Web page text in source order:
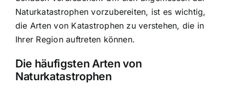
Naturkatastrophen vorzubereiten, ist es wichtig,
die Arten von Katastrophen zu verstehen, die in
Ihrer Region auftreten können.
Die häufigsten Arten von
Naturkatastrophen